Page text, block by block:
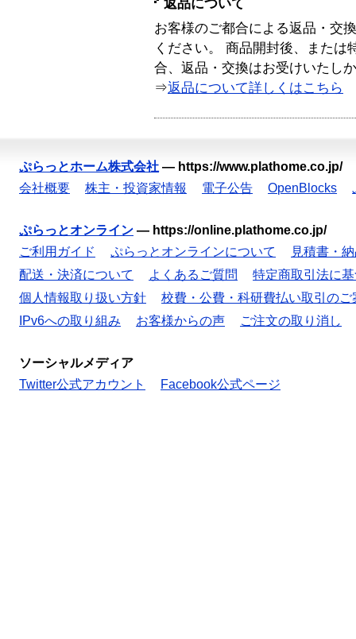
返品について
お客様のご都合による返品・交
ください。 商品開封後、または
合、返品・交換はお受けいたし
⇒返品について詳しくはこちら
ぷらっとホーム株式会社 — https://www.plathome.co.jp/
会社概要
株主・投資家情報 電子公告 OpenBlocks
ぷらっとオンライン — https://online.plathome.co.jp/
ご利用ガイド
ぷらっとオンラインについて
見積書・
配送・決済について
よくあるご質問
特定商取引法に
個人情報取り扱い方針
校費・公費・科研費払い取引のご
IPv6への取り組み
お客様からの声 ご注文の取り消し
ソーシャルメディア
Twitter公式アカウント
Facebook公式ページ